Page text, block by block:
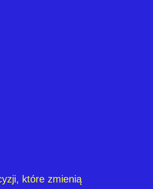
które zmienią